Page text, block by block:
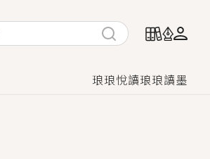
琅琅悅讀琅琅讀墨